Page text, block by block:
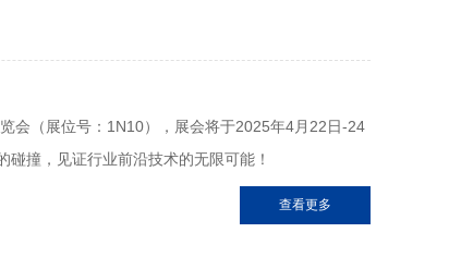
会‌（展位号：‌1N10‌），展会将于‌2025年4月22日-24
撞，见证行业前沿技术的无限可能！
查看更多